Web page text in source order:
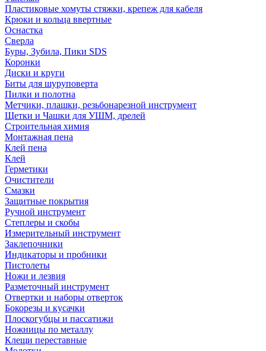
Пластиковые хомуты стяжки, крепеж для кабеля
Крюки и кольца ввертные
Оснастка
Сверла
Буры, Зубила, Пики SDS
Коронки
Диски и круги
Биты для шуруповерта
Пилки и полотна
Метчики, плашки, резьбонарезной инструмент
Щетки и Чашки для УШМ, дрелей
Строительная химия
Монтажная пена
Клей пена
Клей
Герметики
Очистители
Смазки
Защитные покрытия
Ручной инструмент
Степлеры и скобы
Измерительный инструмент
Заклепочники
Индикаторы и пробники
Пистолеты
Ножи и лезвия
Разметочный инструмент
Отвертки и наборы отверток
Бокорезы и кусачки
Плоскогубцы и пассатижи
Ножницы по металлу
Клещи переставные